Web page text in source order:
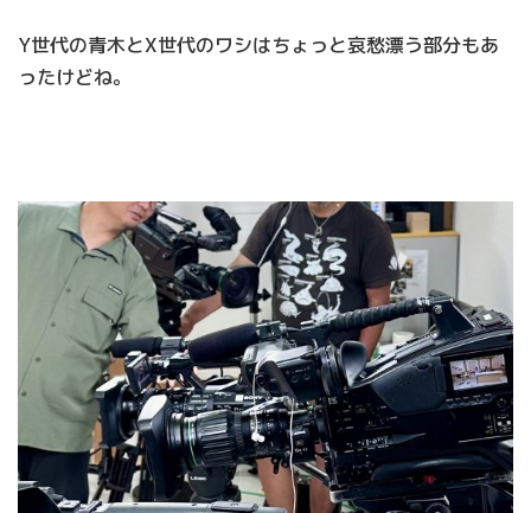
Y世代の青木とX世代のワシはちょっと哀愁漂う部分もあ
ったけどね。